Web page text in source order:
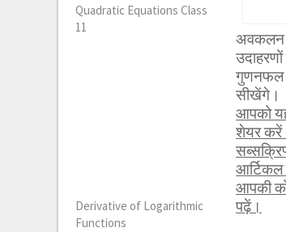
अवकलन
गुणनफल
सीखेंगे।
आपको
शेयर
आर्टिकल
आपकी
पढ़ें।
Quadratic Equations Class
11
Derivative of Logarithmic
Functions